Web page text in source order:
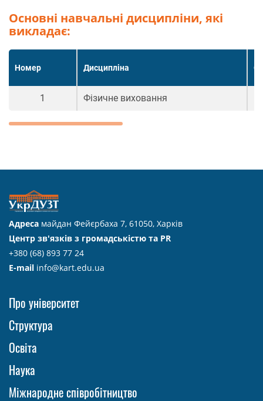
Основні навчальні дисципліни, які
викладає:
Номер Дисципліна
1 Фізичне виховання
Адреса майдан Фейєрбаха 7, 61050, Харків
Центр зв'язків з громадськістю та PR
+380 (68) 893 77 24
E-mail info@kart.edu.ua
Про університет
Структура
Освіта
Наука
Міжнародне співробітництво